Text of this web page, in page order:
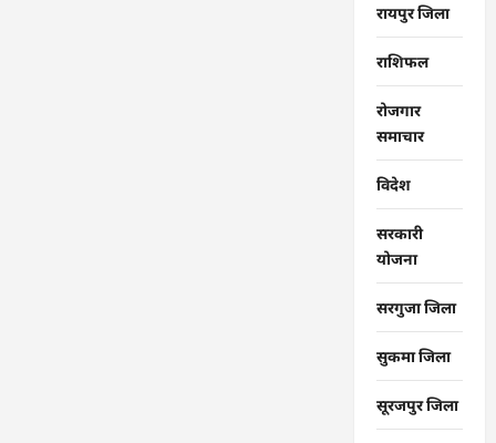
रायपुर जिला
राशिफल
रोजगार
समाचार
विदेश
सरकारी
योजना
सरगुजा जिला
सुकमा जिला
सूरजपुर जिला